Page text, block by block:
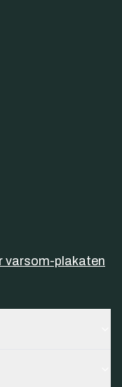
varsom-plakaten